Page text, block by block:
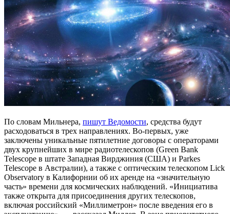
По словам Мильнера, пишут Ведомости, средства будут
расходоваться в трех направлениях. Во-первых, уже
заключены уникальные пятилетние договоры с операторами
двух крупнейших в мире радиотелескопов (Green Bank
Telescope в штате Западная Вирджиния (США) и Parkes
Telescope в Австралии), а также с оптическим телескопом Lick
Observatory в Калифорнии об их аренде на «значительную
часть» времени для космических наблюдений. «Инициатива
также открыта для присоединения других телескопов,
включая российский «Миллиметрон» после введения его в